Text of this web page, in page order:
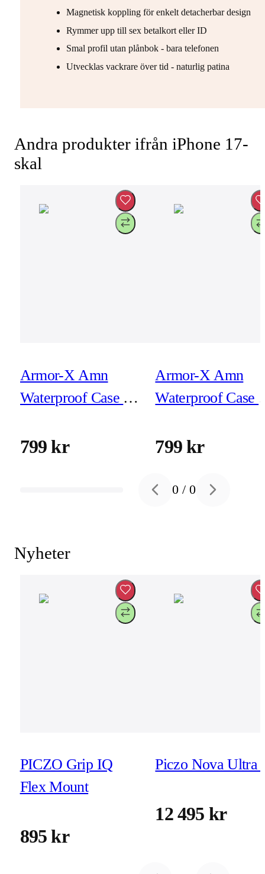
Magnetisk koppling för enkelt detacherbar design
Rymmer upp till sex betalkort eller ID
Smal profil utan plånbok - bara telefonen
Utvecklas vackrare över tid - naturlig patina
Andra produkter ifrån iPhone 17-
skal
Armor-X Amn
Waterproof Case &
iPhone 17
799 kr
Armor-X Amn
Waterproof Case
iPhone 17 Pro
799 kr
Previous slide
0 /0 Next slide
Nyheter
PICZO Grip IQ
Flex Mount
895 kr
Piczo Nova Ultra
12 495 kr